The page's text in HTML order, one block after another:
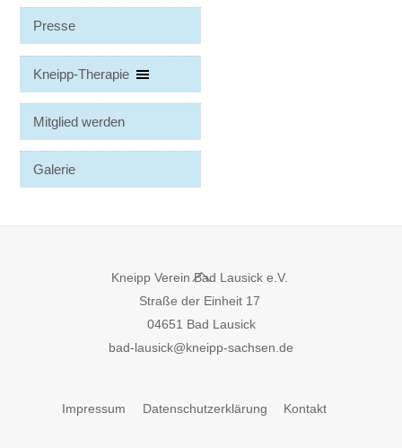
Presse
Kneipp-Therapie
Mitglied werden
Galerie
Back
To
Top
Kneipp Verein Bad Lausick e.V.
Straße der Einheit 17
04651 Bad Lausick
bad-lausick@kneipp-sachsen.de
Impressum Datenschutzerklärung Kontakt